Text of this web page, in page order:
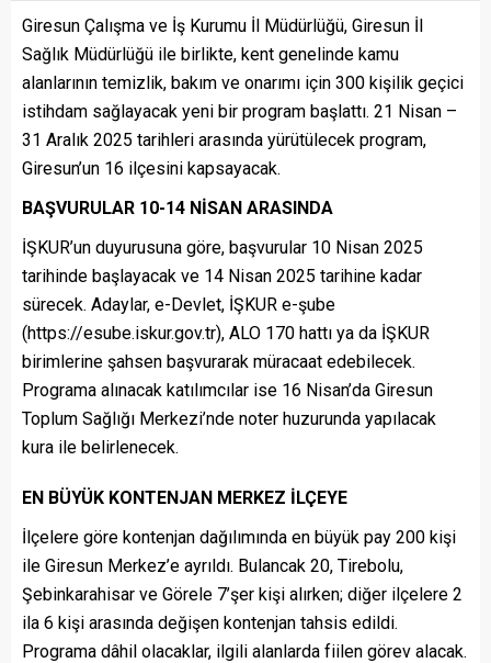
Giresun Çalışma ve İş Kurumu İl Müdürlüğü, Giresun İl
Sağlık Müdürlüğü ile birlikte, kent genelinde kamu
alanlarının temizlik, bakım ve onarımı için 300 kişilik geçici
istihdam sağlayacak yeni bir program başlattı. 21 Nisan –
31 Aralık 2025 tarihleri arasında yürütülecek program,
Giresun’un 16 ilçesini kapsayacak.
BAŞVURULAR 10-14 NİSAN ARASINDA
İŞKUR’un duyurusuna göre, başvurular 10 Nisan 2025
tarihinde başlayacak ve 14 Nisan 2025 tarihine kadar
sürecek. Adaylar, e-Devlet, İŞKUR e-şube
(https://esube.iskur.gov.tr), ALO 170 hattı ya da İŞKUR
birimlerine şahsen başvurarak müracaat edebilecek.
Programa alınacak katılımcılar ise 16 Nisan’da Giresun
Toplum Sağlığı Merkezi’nde noter huzurunda yapılacak
kura ile belirlenecek.
EN BÜYÜK KONTENJAN MERKEZ İLÇEYE
İlçelere göre kontenjan dağılımında en büyük pay 200 kişi
ile Giresun Merkez’e ayrıldı. Bulancak 20, Tirebolu,
Şebinkarahisar ve Görele 7’şer kişi alırken; diğer ilçelere 2
ila 6 kişi arasında değişen kontenjan tahsis edildi.
Programa dâhil olacaklar, ilgili alanlarda fiilen görev alacak.